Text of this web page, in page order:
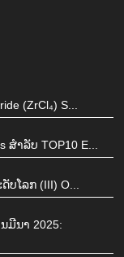
(ZrCl₄) S...
ສໍາລັບ TOP10 E...
ໂລກ (III) O...
ມີນາ 2025: